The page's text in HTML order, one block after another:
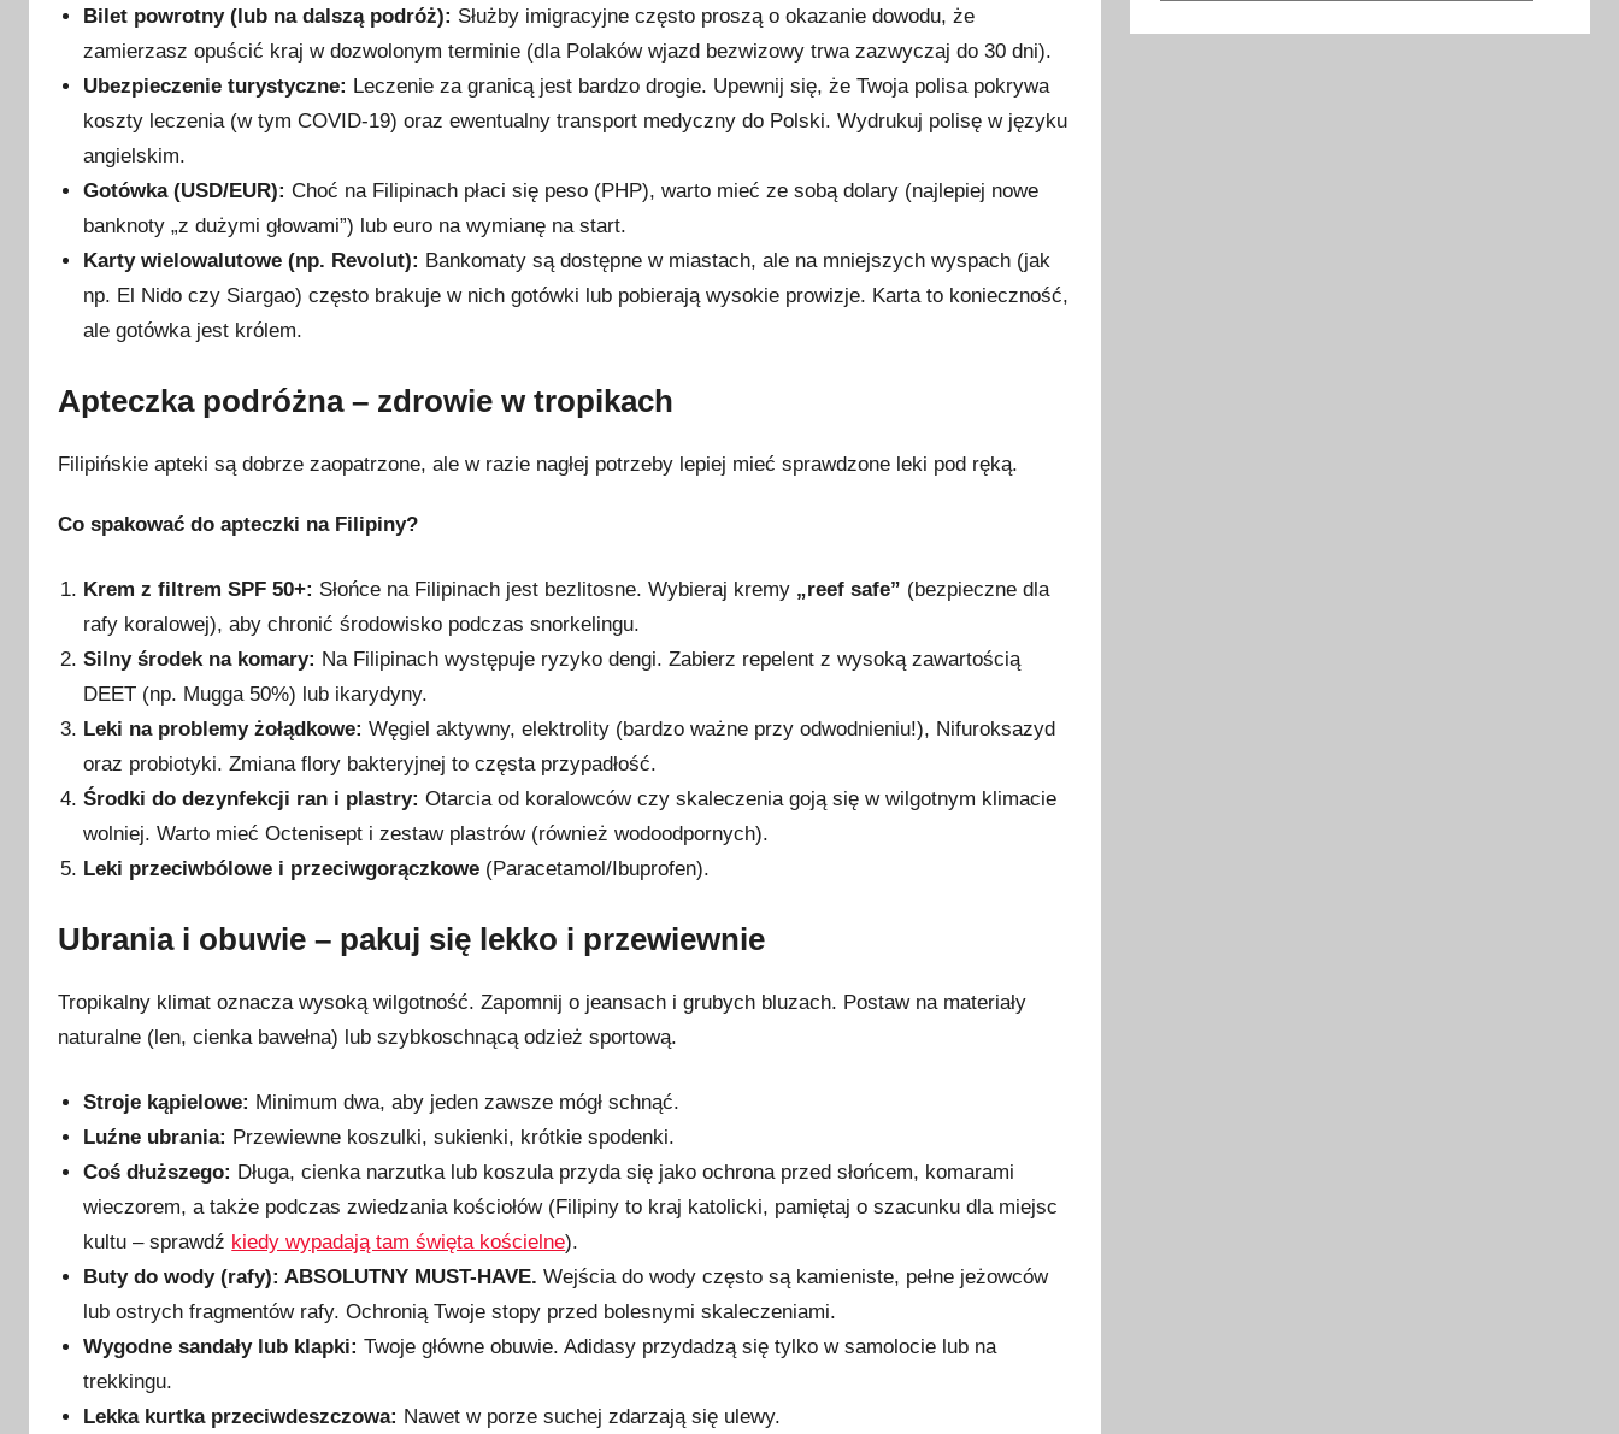
Bilet powrotny (lub na dalszą podróż): Służby imigracyjne często proszą o okazanie dowodu, że
zamierzasz opuścić kraj w dozwolonym terminie (dla Polaków wjazd bezwizowy trwa zazwyczaj do 30 dni).
Ubezpieczenie turystyczne: Leczenie za granicą jest bardzo drogie. Upewnij się, że Twoja polisa pokrywa
koszty leczenia (w tym COVID-19) oraz ewentualny transport medyczny do Polski. Wydrukuj polisę w języku
angielskim.
Gotówka (USD/EUR): Choć na Filipinach płaci się peso (PHP), warto mieć ze sobą dolary (najlepiej nowe
banknoty „z dużymi głowami”) lub euro na wymianę na start.
Karty wielowalutowe (np. Revolut): Bankomaty są dostępne w miastach, ale na mniejszych wyspach (jak
np. El Nido czy Siargao) często brakuje w nich gotówki lub pobierają wysokie prowizje. Karta to konieczność,
ale gotówka jest królem.
Apteczka podróżna – zdrowie w tropikach
Filipińskie apteki są dobrze zaopatrzone, ale w razie nagłej potrzeby lepiej mieć sprawdzone leki pod ręką.
Co spakować do apteczki na Filipiny?
Krem z filtrem SPF 50+: Słońce na Filipinach jest bezlitosne. Wybieraj kremy „reef safe” (bezpieczne dla
rafy koralowej), aby chronić środowisko podczas snorkelingu.
Silny środek na komary: Na Filipinach występuje ryzyko dengi. Zabierz repelent z wysoką zawartością
DEET (np. Mugga 50%) lub ikarydyny.
Leki na problemy żołądkowe: Węgiel aktywny, elektrolity (bardzo ważne przy odwodnieniu!), Nifuroksazyd
oraz probiotyki. Zmiana flory bakteryjnej to częsta przypadłość.
Środki do dezynfekcji ran i plastry: Otarcia od koralowców czy skaleczenia goją się w wilgotnym klimacie
wolniej. Warto mieć Octenisept i zestaw plastrów (również wodoodpornych).
Leki przeciwbólowe i przeciwgorączkowe (Paracetamol/Ibuprofen).
Ubrania i obuwie – pakuj się lekko i przewiewnie
Tropikalny klimat oznacza wysoką wilgotność. Zapomnij o jeansach i grubych bluzach. Postaw na materiały
naturalne (len, cienka bawełna) lub szybkoschnącą odzież sportową.
Stroje kąpielowe: Minimum dwa, aby jeden zawsze mógł schnąć.
Luźne ubrania: Przewiewne koszulki, sukienki, krótkie spodenki.
Coś dłuższego: Długa, cienka narzutka lub koszula przyda się jako ochrona przed słońcem, komarami
wieczorem, a także podczas zwiedzania kościołów (Filipiny to kraj katolicki, pamiętaj o szacunku dla miejsc
kultu – sprawdź kiedy wypadają tam święta kościelne).
Buty do wody (rafy): ABSOLUTNY MUST-HAVE. Wejścia do wody często są kamieniste, pełne jeżowców
lub ostrych fragmentów rafy. Ochronią Twoje stopy przed bolesnymi skaleczeniami.
Wygodne sandały lub klapki: Twoje główne obuwie. Adidasy przydadzą się tylko w samolocie lub na
trekkingu.
Lekka kurtka przeciwdeszczowa: Nawet w porze suchej zdarzają się ulewy.